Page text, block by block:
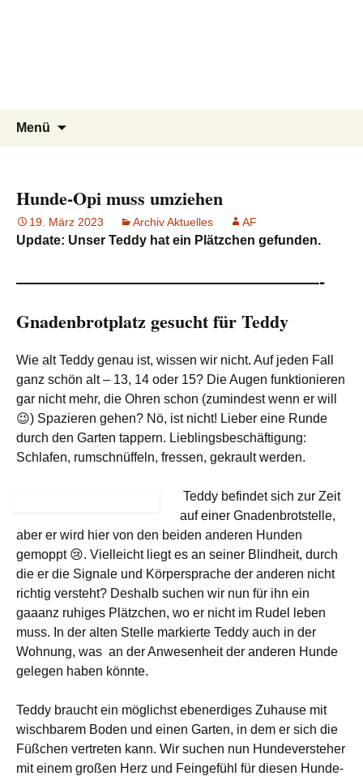
Tier Natur und Artenschutz
Siebengebirge e.V.
Tierschutzverein seit 1985 im
Siebengebirge – Orscheider
Menü
Hunde-Opi muss umziehen
19. März 2023 Archiv Aktuelles AF
Update: Unser Teddy hat ein Plätzchen gefunden.
—————————————————-
Gnadenbrotplatz gesucht für Teddy
Wie alt Teddy genau ist, wissen wir nicht. Auf jeden Fall
ganz schön alt – 13, 14 oder 15? Die Augen funktionieren
gar nicht mehr, die Ohren schon (zumindest wenn er will
😉) Spazieren gehen? Nö, ist nicht! Lieber eine Runde
durch den Garten tappern. Lieblingsbeschäftigung:
Schlafen, rumschnüffeln, fressen, gekrault werden.
Teddy befindet sich zur Zeit
auf einer Gnadenbrotstelle,
aber er wird hier von den beiden anderen Hunden
gemoppt 😢. Vielleicht liegt es an seiner Blindheit, durch
die er die Signale und Körpersprache der anderen nicht
richtig versteht? Deshalb suchen wir nun für ihn ein
gaaanz ruhiges Plätzchen, wo er nicht im Rudel leben
muss. In der alten Stelle markierte Teddy auch in der
Wohnung, was an der Anwesenheit der anderen Hunde
gelegen haben könnte.
Teddy braucht ein möglichst ebenerdiges Zuhause mit
wischbarem Boden und einen Garten, in dem er sich die
Füßchen vertreten kann. Wir suchen nun Hundeversteher
mit einem großen Herz und Feingefühl für diesen Hunde-